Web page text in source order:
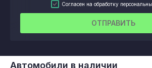
Согласен на обработку
ОТПРАВИТЬ
Автомобили в наличии